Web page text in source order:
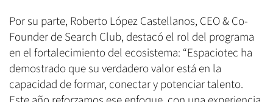
Por su parte, Roberto López Castellanos, CEO & Co-
Founder de Search Club, destacó el rol del programa
en el fortalecimiento del ecosistema: “Espaciotec ha
demostrado que su verdadero valor está en la
capacidad de formar, conectar y potenciar talento.